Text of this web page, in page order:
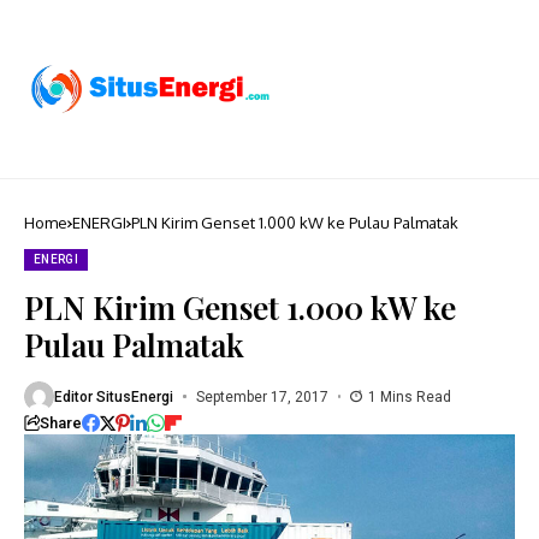
Home ENERGI PLN Kirim Genset 1.000 kW ke Pulau Palmatak
ENERGI
PLN Kirim Genset 1.000 kW ke
Pulau Palmatak
Editor SitusEnergi September 17, 2017 1 Mins Read
Share